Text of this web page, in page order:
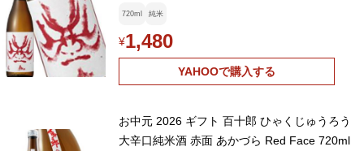
720ml 純米
¥1,480
YAHOOで購入する
お中元 2026 ギフト 百十郎 ひゃくじゅうろう
大辛口純米酒 赤面 あかづら Red Face 720ml